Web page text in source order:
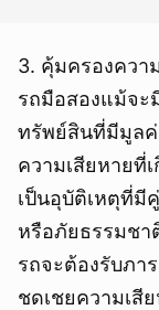
3. คุ้มครองควา
รถมือสองแม้จะ
ทรัพย์สินที่มีมูลค่
ความเสียหายที่
เป็นอุบัติเหตุที่
หรือภัยธรรมชา
รถจะต้องรับภา
ชดเชยความเสี